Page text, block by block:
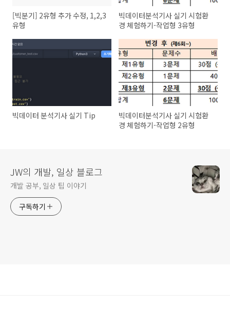
[빅분기] 2유형 추가 수정, 1,2,3
유형
빅데이터분석기사 실기 시험환
경 체험하기-작업형 3유형
빅데이터 분석기사 실기 Tip
빅데이터분석기사 실기 시험환
경 체험하기-작업형 2유형
JW의 개발, 일상 블로그
개발 공부, 일상 팁 이야기
구독하기